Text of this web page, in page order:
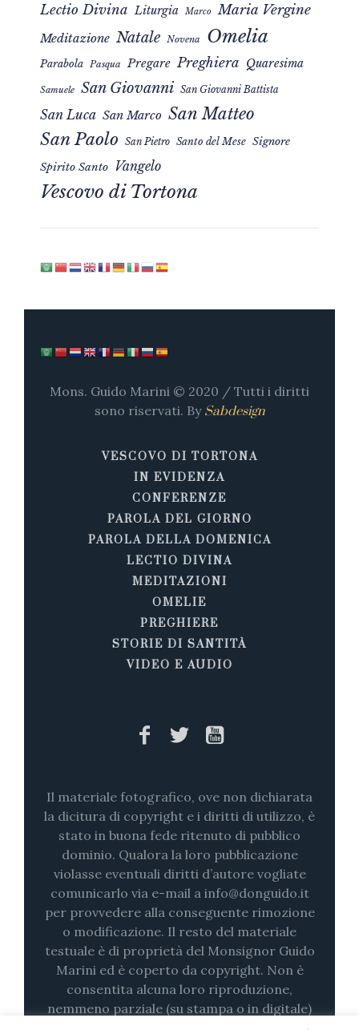
Lectio Divina Liturgia Marco Maria Vergine
Meditazione Natale Novena Omelia
Parabola Pasqua Pregare Preghiera Quaresima
Samuele San Giovanni San Giovanni Battista
San Luca San Marco San Matteo
San Paolo San Pietro Santo del Mese Signore
Spirito Santo Vangelo
Vescovo di Tortona
Mons. Guido Marini © 2020 / Tutti i diritti
sono riservati. By Sabdesign
VESCOVO DI TORTONA
IN EVIDENZA
CONFERENZE
PAROLA DEL GIORNO
PAROLA DELLA DOMENICA
LECTIO DIVINA
MEDITAZIONI
OMELIE
PREGHIERE
STORIE DI SANTITÀ
VIDEO E AUDIO
Il materiale fotografico, ove non dichiarata
la dicitura di copyright e i diritti di utilizzo, è
stato in buona fede ritenuto di pubblico
dominio. Qualora la loro pubblicazione
violasse eventuali diritti d’autore vogliate
comunicarlo via e-mail a info@donguido.it
per provvedere alla conseguente rimozione
o modificazione. Il resto del materiale
testuale è di proprietà del Monsignor Guido
Marini ed è coperto da copyright. Non è
consentita alcuna loro riproduzione,
nemmeno parziale (su stampa o in digitale)